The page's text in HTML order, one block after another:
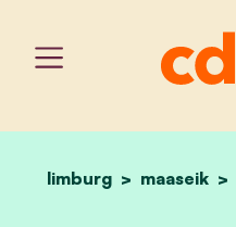
limburg maaseik